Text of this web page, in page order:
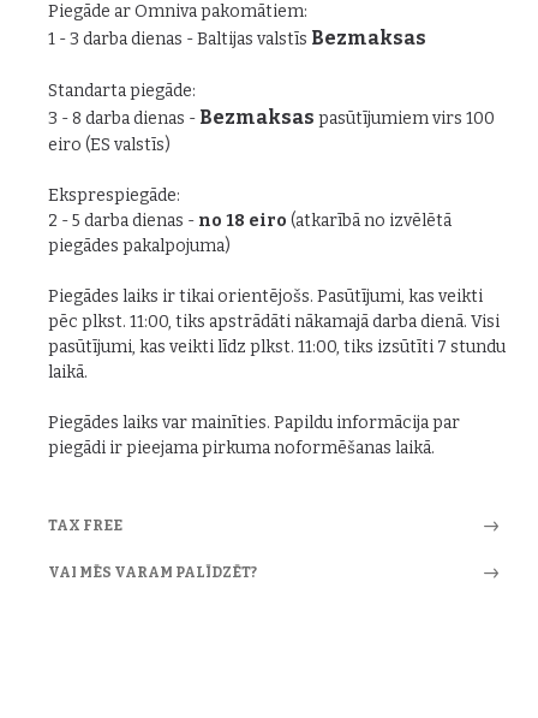
Piegāde ar Omniva pakomātiem:
1 - 3 darba dienas - Baltijas valstīs Bezmaksas
Standarta piegāde:
3 - 8 darba dienas - Bezmaksas pasūtījumiem virs 100
eiro (ES valstīs)
Eksprespiegāde:
2 - 5 darba dienas - no 18 eiro (atkarībā no izvēlētā
piegādes pakalpojuma)
Piegādes laiks ir tikai orientējošs. Pasūtījumi, kas veikti
pēc plkst. 11:00, tiks apstrādāti nākamajā darba dienā. Visi
pasūtījumi, kas veikti līdz plkst. 11:00, tiks izsūtīti 7 stundu
laikā.
Piegādes laiks var mainīties. Papildu informācija par
piegādi ir pieejama pirkuma noformēšanas laikā.
TAX FREE
VAI MĒS VARAM PALĪDZĒT?